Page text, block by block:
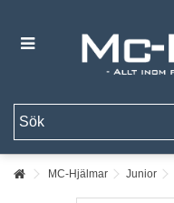
MC-Hjälmar Junior